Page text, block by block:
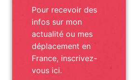
Pour recevoir des
infos sur mon
actualité ou mes
déplacement en
France, inscrivez-
vous ici.